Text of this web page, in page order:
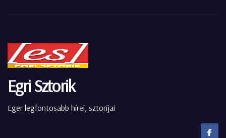
Egri Sztorik
Eger legfontosabb hírei, sztorijai